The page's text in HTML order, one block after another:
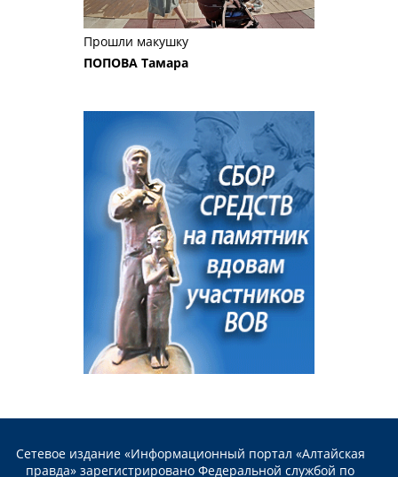
Прошли макушку
ПОПОВА Тамара
Сетевое издание «Информационный портал «Алтайская
правда» зарегистрировано Федеральной службой по